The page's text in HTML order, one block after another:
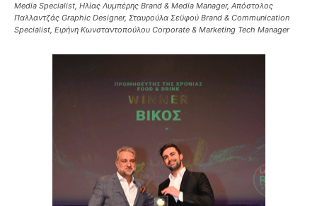
Media Specialist, Ηλίας Λυμπέρης Brand & Media Manager, Απόστολος
Παλλαντζάς Graphic Designer, Σταυρούλα Σεϋφού Brand & Communication
Specialist, Ειρήνη Κωνσταντοπούλου Corporate & Marketing Tech Manager